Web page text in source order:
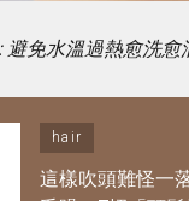
避免水溫過熱愈洗愈
hair
這樣吹頭難怪一